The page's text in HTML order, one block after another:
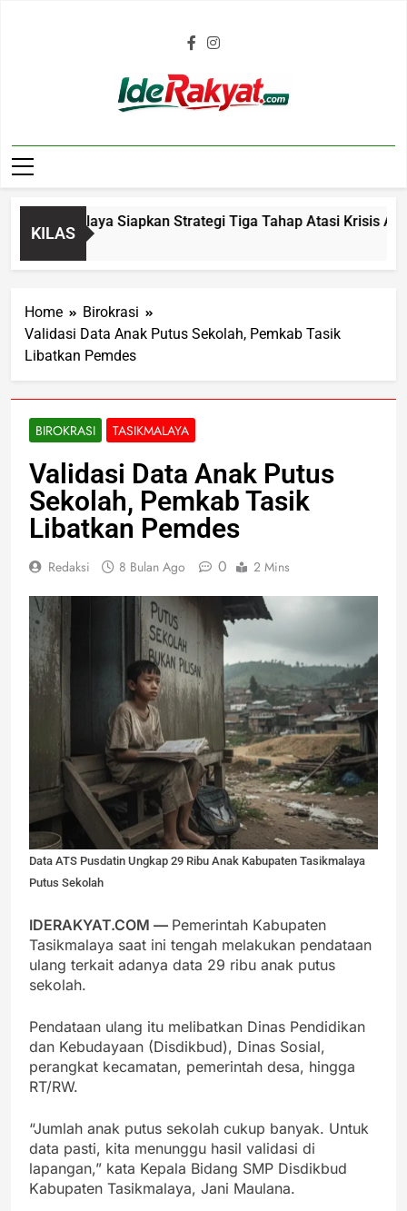
Iderakyat.com
KILAS
Siapkan Strategi Tiga Tahap Atasi Krisis Air
Home
Birokrasi
Validasi Data Anak Putus Sekolah, Pemkab Tasik
Libatkan Pemdes
BIROKRASI TASIKMALAYA
Validasi Data Anak Putus
Sekolah, Pemkab Tasik
Libatkan Pemdes
Redaksi 8 Bulan Ago 0 2 Mins
Data ATS Pusdatin Ungkap 29 Ribu Anak Kabupaten Tasikmalaya
Putus Sekolah
IDERAKYAT.COM — Pemerintah Kabupaten
Tasikmalaya saat ini tengah melakukan pendataan
ulang terkait adanya data 29 ribu anak putus
sekolah.
Pendataan ulang itu melibatkan Dinas Pendidikan
dan Kebudayaan (Disdikbud), Dinas Sosial,
perangkat kecamatan, pemerintah desa, hingga
RT/RW.
“Jumlah anak putus sekolah cukup banyak. Untuk
data pasti, kita menunggu hasil validasi di
lapangan,” kata Kepala Bidang SMP Disdikbud
Kabupaten Tasikmalaya, Jani Maulana.